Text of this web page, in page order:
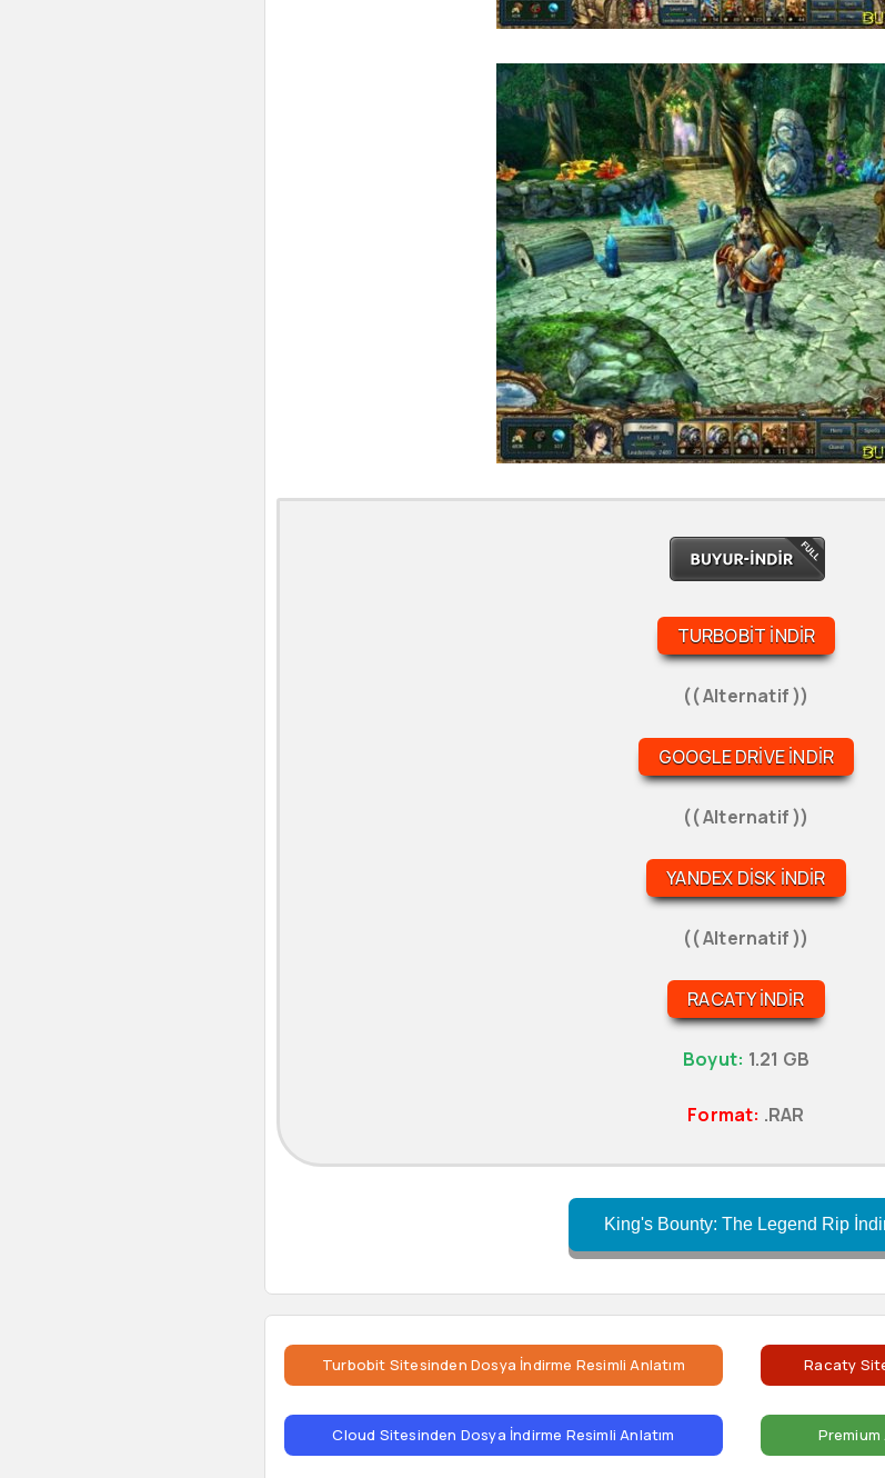
TURBOBIT İNDIR
(( Alternatif ))
GOOGLE DRIVE İNDIR
(( Alternatif ))
YANDEX DISK İNDIR
(( Alternatif ))
RACATY İNDIR
Boyut: 1.21 GB
Format: .RAR
King's Bounty: The Legend Rip
Turbobit Sitesinden Dosya İndirme Resimli Anlatım Racaty
Cloud Sitesinden Dosya İndirme Resimli Anlatım Premium